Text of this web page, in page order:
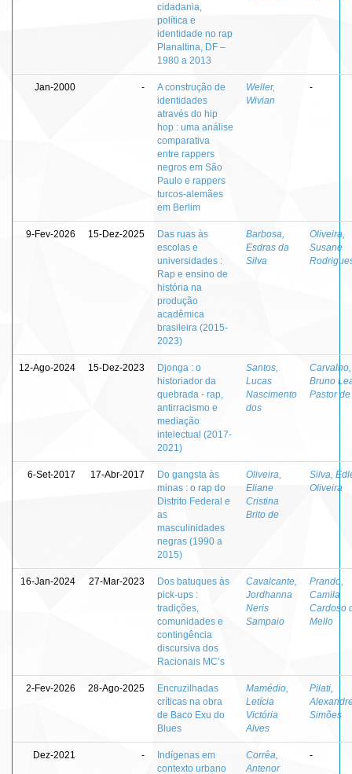
cidadania,
política e
identidade no rap
Planaltina, DF –
1980 a 2013
Jan-2000 -
A construção de
identidades
através do hip
hop : uma análise
comparativa
entre rappers
negros em São
Paulo e rappers
turcos-alemães
em Berlim
Weller,
Wivian
-
9-Fev-2026 15-Dez-2025
Das ruas às
escolas e
universidades :
Rap e ensino de
história na
produção
acadêmica
brasileira (2015-
2023)
Barbosa,
Esdras da
Silva
Oliveira,
Susane
12-Ago-2024 15-Dez-2023
Djonga : o
historiador da
quebrada - rap,
antirracismo e
mediação
intelectual (2017-
2021)
Santos,
Lucas
Nascimento
dos
Carvalho,
Bruno
Pastor de
6-Set-2017 17-Abr-2017
Do gangsta às
minas : o rap do
Distrito Federal e
as
masculinidades
negras (1990 a
2015)
Oliveira,
Eliane
Cristina
Brito de
Silva,
Oliveira
16-Jan-2024 27-Mar-2023
Dos batuques às
pick-ups :
tradições,
comunidades e
contingência
discursiva dos
Racionais MC’s
Cavalcante,
Jordhanna
Neris
Sampaio
Prando,
Camila
Cardoso
Mello
2-Fev-2026 28-Ago-2025
Encruzilhadas
críticas na obra
de Baco Exu do
Blues
Mamédio,
Letícia
Victória
Alves
Pilati,
Simões
Dez-2021 -
Indígenas em
contexto urbano
Corrêa,
Antenor
-